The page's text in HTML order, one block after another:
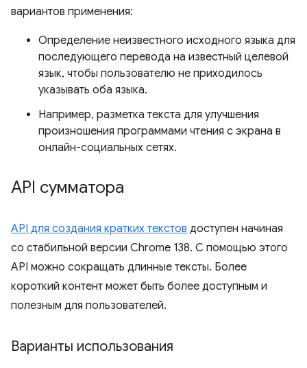
вариантов применения:
Определение неизвестного исходного языка для
последующего перевода на известный целевой
язык, чтобы пользователю не приходилось
указывать оба языка.
Например, разметка текста для улучшения
произношения программами чтения с экрана в
онлайн-социальных сетях.
API сумматора
API для создания кратких текстов доступен начиная
со стабильной версии Chrome 138. С помощью этого
API можно сокращать длинные тексты. Более
короткий контент может быть более доступным и
полезным для пользователей.
Варианты использования